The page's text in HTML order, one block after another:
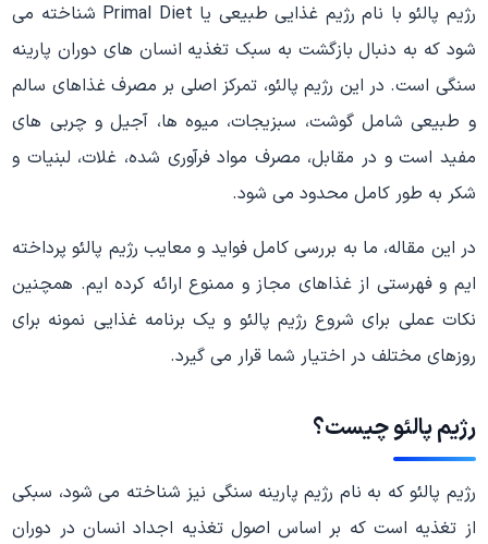
21,
2025
رژیم پالئو با نام رژیم غذایی طبیعی یا Primal Diet شناخته می
شود که به دنبال بازگشت به سبک تغذیه انسان های دوران پارینه
سنگی است. در این رژیم پالئو، تمرکز اصلی بر مصرف غذاهای سالم
و طبیعی شامل گوشت، سبزیجات، میوه ها، آجیل و چربی های
مفید است و در مقابل، مصرف مواد فرآوری شده، غلات، لبنیات و
شکر به طور کامل محدود می شود.
در این مقاله، ما به بررسی کامل فواید و معایب رژیم پالئو پرداخته
ایم و فهرستی از غذاهای مجاز و ممنوع ارائه کرده ایم. همچنین
نکات عملی برای شروع رژیم پالئو و یک برنامه غذایی نمونه برای
روزهای مختلف در اختیار شما قرار می گیرد.
رژیم پالئو چیست؟
رژیم پالئو که به نام رژیم پارینه سنگی نیز شناخته می شود، سبکی
از تغذیه است که بر اساس اصول تغذیه اجداد انسان در دوران